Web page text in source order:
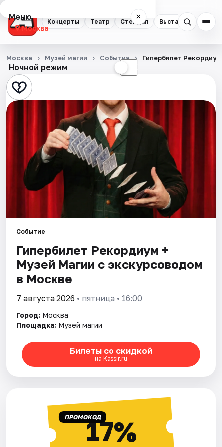
Концерты Театр Стендап Выставки
Меню ×
Москва
Концерты
Театр
Стендап
Экскурсии
Спорт
Города
Площадки
Артисты
Рейтинги
Ночной режим ☾
Москва Музей магии События Гипербилет
Событие
Гипербилет Рекордиум +
Музей Магии с экскурсоводом
в Москве
7 августа 2026 • пятница • 16:00
Город: Москва
Площадка: Музей магии
Билеты со скидкой
на Kassir.ru
ПРОМОКОД17%